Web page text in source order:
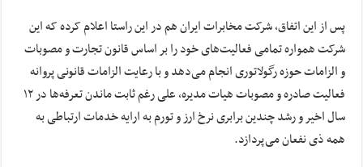
پس از این اتفاق، شرکت مخابرات ایران هم در این راستا اعلام کرده که این
شرکت همواره تمامی فعالیت‌های خود را بر اساس قانون تجارت و مصوبات
و الزامات حوزه رگولاتوری انجام می‌دهد و با رعایت الزامات قانونی پروانه
فعالیت صادره و مصوبات هیات مدیره، علی رغم ثابت ماندن تعرفه‌ها در ۱۲
سال اخیر و رشد چندین برابری نرخ ارز و تورم به ارایه خدمات ارتباطی به
همه ذی نفعان می‌پردازد.